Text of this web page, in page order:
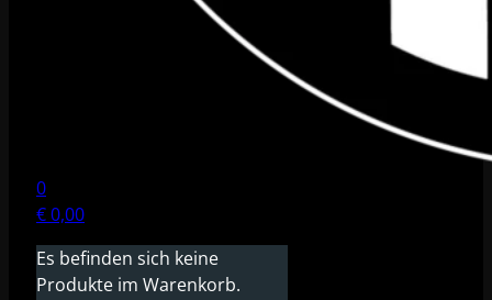
0
€0,00
Es befinden sich keine
Produkte im Warenkorb.